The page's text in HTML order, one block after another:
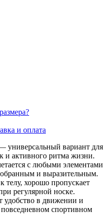
и оплата
вариант для
и активного ритма жизни.
с любыми элементами
и выразительным.
телу, хорошо пропускает
регулярной носке.
удобство в движении и
повседневном спортивном